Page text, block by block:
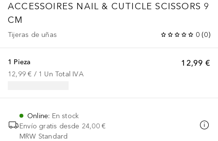
ACCESSOIRES NAIL & CUTICLE SCISSORS 9
CM
Tijeras de uñas 0 (0)
12,99 €
1 Pieza
12,99 € / 1 Un Total IVA
Online: En stock
Envío gratis desde 24,00 €
MRW Standard